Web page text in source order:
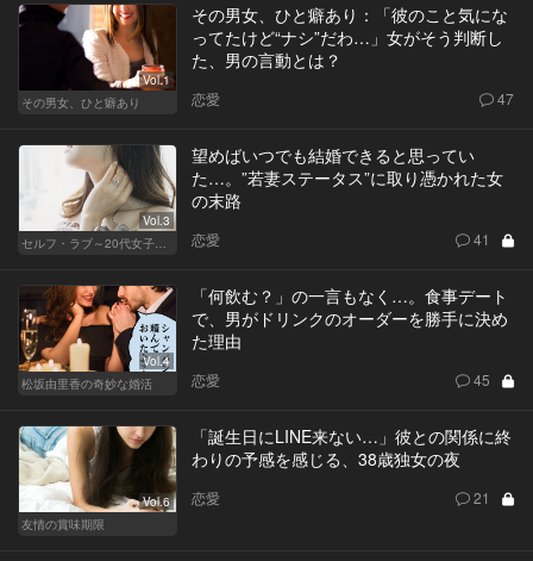
Vol.1
その男女、ひと癖あり
その男女、ひと癖あり：「彼のこと気にな
ってたけど“ナシ”だわ…」女がそう判断し
た、男の言動とは？
恋愛 47
Vol.3
望めばいつでも結婚できると思ってい
た…。”若妻ステータス”に取り憑かれた女
の末路
恋愛 41
Vol.4
松坂由里香の奇妙な婚活
「何飲む？」の一言もなく…。食事デート
で、男がドリンクのオーダーを勝手に決め
た理由
恋愛 45
Vol.6
友情の賞味期限
「誕生日にLINE来ない…」彼との関係に終
わりの予感を感じる、38歳独女の夜
恋愛 21